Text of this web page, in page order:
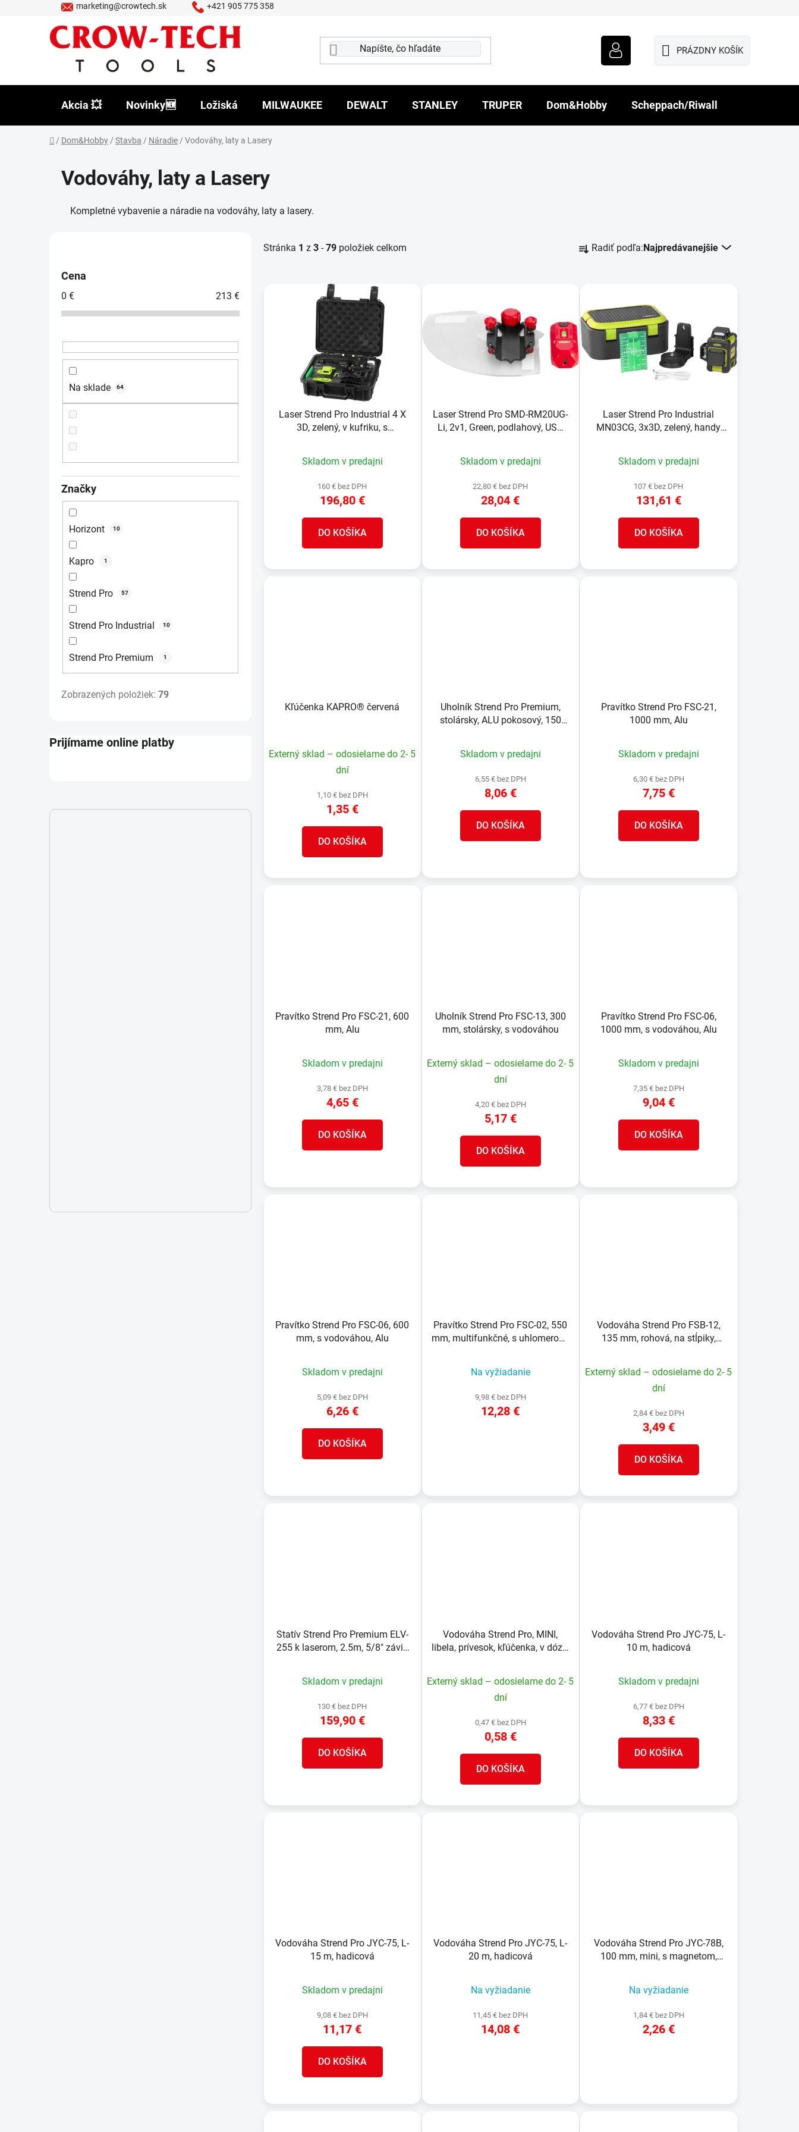
marketing@crowtech.sk +421 905 775 358
NÁKUPNÝ
PRÁZDNY KOŠÍK
Akcia 💥 Novinky🆕 Ložiská MILWAUKEE DEWALT STANLEY TRUPER Dom&Hobby Scheppach/Riwall
Domov
/ Dom&Hobby / Stavba / Náradie / Vodováhy, laty a Lasery
Vodováhy, laty a Lasery
Kompletné vybavenie a náradie na vodováhy, laty a lasery.
Cena
0 € 213 €
Na sklade 64
Značky
Horizont 10
Kapro 1
Strend Pro 57
Strend Pro Industrial 10
Strend Pro Premium 1
Zobrazených položiek: 79
Prijímame online platby
Stránka 1 z 3 -79 položiek celkom
a
i
e
p
r
Radiť podľa:Najpredávanejšie
Laser Strend Pro Industrial 4 X
3D, zelený, v kufriku, s
Skladom v predajni
160 € bez DPH
196,80 €
DO KOŠÍKA
Laser Strend Pro SMD-RM20UG-
Li, 2v1, Green, podlahový, USB
Skladom v predajni
22,80 € bez DPH
28,04 €
DO KOŠÍKA
Laser Strend Pro Industrial
MN03CG, 3x3D, zelený, handy
Skladom v predajni
107 € bez DPH
131,61 €
DO KOŠÍKA
Kľúčenka KAPRO® červená
Externý sklad – odosielame do 2- 5
dní
1,10 € bez DPH
1,35 €
DO KOŠÍKA
Uholník Strend Pro Premium,
stolársky, ALU pokosový, 150
Skladom v predajni
6,55 € bez DPH
8,06 €
DO KOŠÍKA
Pravítko Strend Pro FSC-21,
1000 mm, Alu
Skladom v predajni
6,30 € bez DPH
7,75 €
DO KOŠÍKA
Pravítko Strend Pro FSC-21, 600
mm, Alu
Skladom v predajni
3,78 € bez DPH
4,65 €
DO KOŠÍKA
Uholník Strend Pro FSC-13, 300
mm, stolársky, s vodováhou
Externý sklad – odosielame do 2- 5
dní
4,20 € bez DPH
5,17 €
DO KOŠÍKA
Pravítko Strend Pro FSC-06,
1000 mm, s vodováhou, Alu
Skladom v predajni
7,35 € bez DPH
9,04 €
DO KOŠÍKA
Pravítko Strend Pro FSC-06, 600
mm, s vodováhou, Alu
Skladom v predajni
5,09 € bez DPH
6,26 €
DO KOŠÍKA
Pravítko Strend Pro FSC-02, 550
mm, multifunkčné, s uhlomerom,
Na vyžiadanie
9,98 € bez DPH
12,28 €
Vodováha Strend Pro FSB-12,
135 mm, rohová, na stĺpiky,
Externý sklad – odosielame do 2- 5
dní
2,84 € bez DPH
3,49 €
DO KOŠÍKA
Statív Strend Pro Premium ELV-
255 k laserom, 2.5m, 5/8" závit,
Skladom v predajni
130 € bez DPH
159,90 €
DO KOŠÍKA
Vodováha Strend Pro, MINI,
libela, prívesok, kľúčenka, v dóze,
Externý sklad – odosielame do 2- 5
dní
0,47 € bez DPH
0,58 €
DO KOŠÍKA
Vodováha Strend Pro JYC-75, L-
10 m, hadicová
Skladom v predajni
6,77 € bez DPH
8,33 €
DO KOŠÍKA
Vodováha Strend Pro JYC-75, L-
15 m, hadicová
Skladom v predajni
9,08 € bez DPH
11,17 €
DO KOŠÍKA
Vodováha Strend Pro JYC-75, L-
20 m, hadicová
Na vyžiadanie
11,45 € bez DPH
14,08 €
Vodováha Strend Pro JYC-78B,
100 mm, mini, s magnetom,
Na vyžiadanie
1,84 € bez DPH
2,26 €